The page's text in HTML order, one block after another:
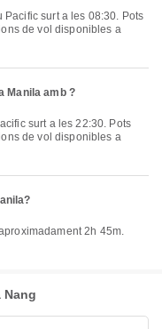
de vol disponibles a
Manila amb ?
de vol disponibles a
2h 45m.